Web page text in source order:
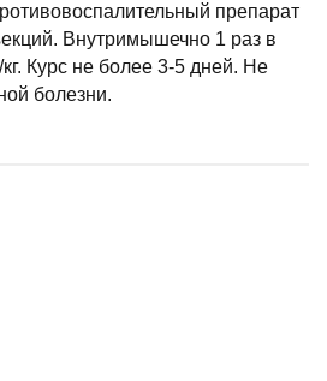
препарат
Внутримышечно 1 раз в
Курс не более 3-5 дней. Не
болезни.